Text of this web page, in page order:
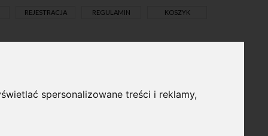
spersonalizowane treści i reklamy,
REJESTRACJA REGULAMIN KOSZYK